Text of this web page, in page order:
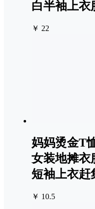
白半袖上衣
￥ 22
妈妈烫金T
女装地摊衣
短袖上衣赶
￥ 10.5